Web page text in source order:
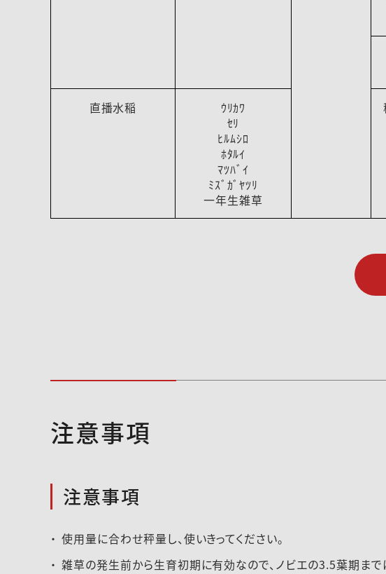
直播水稲
ｳﾘｶﾜ
ｾﾘ
ﾋﾙﾑｼﾛ
ﾎﾀﾙｲ
ﾏﾂﾊﾞｲ
ﾐｽﾞｶﾞﾔﾂﾘ
一年生雑草
注意事項
注意事項
使用量に合わせ秤量し、使いきってください。
雑草の発生前から生育初期に有効なので、ノビエの3.5葉期まで